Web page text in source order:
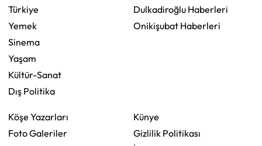
Türkiye
Yemek
Sinema
Yaşam
Kültür-Sanat
Dış Politika
Dulkadiroğlu Haberleri
Onikişubat Haberleri
Köşe Yazarları
Foto Galeriler
Künye
Gizlilik Politikası